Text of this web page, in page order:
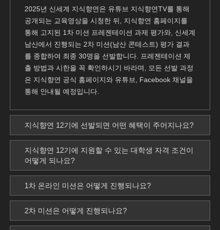
2025년 신세계 지식향연은 유튜브 지식향연TV를 통해
공개되는 교육영상을 시청한 뒤, 지식향연 홈페이지를
통해 고지된 1차 미션 프레젠테이션 과제 평가와, 신세계
남산에서 진행되는 2차 미션(남산 콘테스트) 평가 결과
를 종합하여 최종 30명을 선발합니다. 프레젠테이션 제
출 방법과 시한을 꼭 확인하시기 바라며, 모든 선발 과정
은 지식향연 공식 홈페이지와 유튜브, Facebook 채널을
통해 안내될 예정입니다.
지식향연 12기에 선발되면 어떤 혜택이 주어지나요?
지식향연 12기에 지원할 수 있는 대학생 자격 조건이
어떻게 되나요?
1차 온라인 미션은 어떻게 진행되나요?
2차 미션은 어떻게 진행되나요?